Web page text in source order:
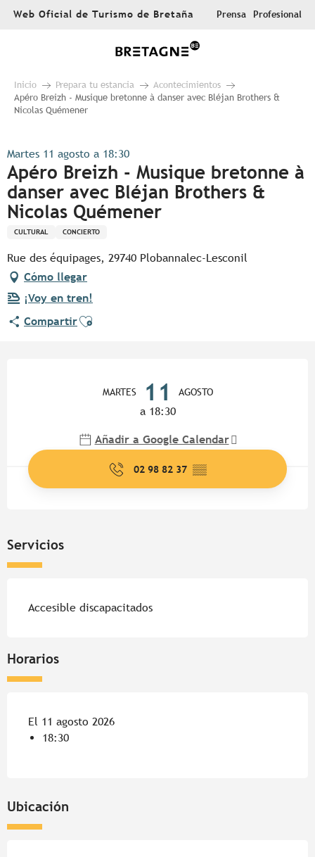
AllerWeb Oficial de Turismo de Bretaña Prensa Profesional
Inicio Prepara tu estancia
Acontecimientos
Apéro Breizh - Musique bretonne à danser avec Bléjan Brothers &
Nicolas Quémener
Martes 11 agosto a 18:30
Apéro Breizh - Musique bretonne à
danser avec Bléjan Brothers &
Nicolas Quémener
CULTURAL CONCIERTO
Rue des équipages, 29740 Plobannalec-Lesconil
Cómo llegar
¡Voy en tren!
CompartirAjouter aux favoris
MARTES 11 AGOSTO
a 18:30
Añadir a Google Calendar
02 98 82 37 ▒▒
Servicios
Accesible discapacitados
Horarios
El 11 agosto 2026
18:30
Ubicación